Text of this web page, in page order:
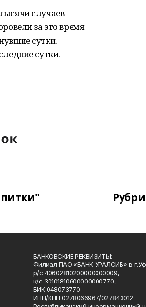
случаев
за это время
сутки.
сутки.
БАНКОВСКИЕ РЕКВИЗИТЫ:
Филиал ПАО «БАНК УРАЛСИБ» в
р/с 40602810200000000009,
к/с 30101810600000000770,
БИК 048073770
ИНН/КПП 0278066967/027843012